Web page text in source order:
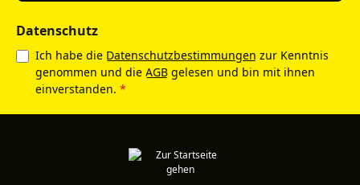
Datenschutz
Ich habe die Datenschutzbestimmungen zur Kenntnis
genommen und die AGB gelesen und bin mit ihnen
einverstanden. *